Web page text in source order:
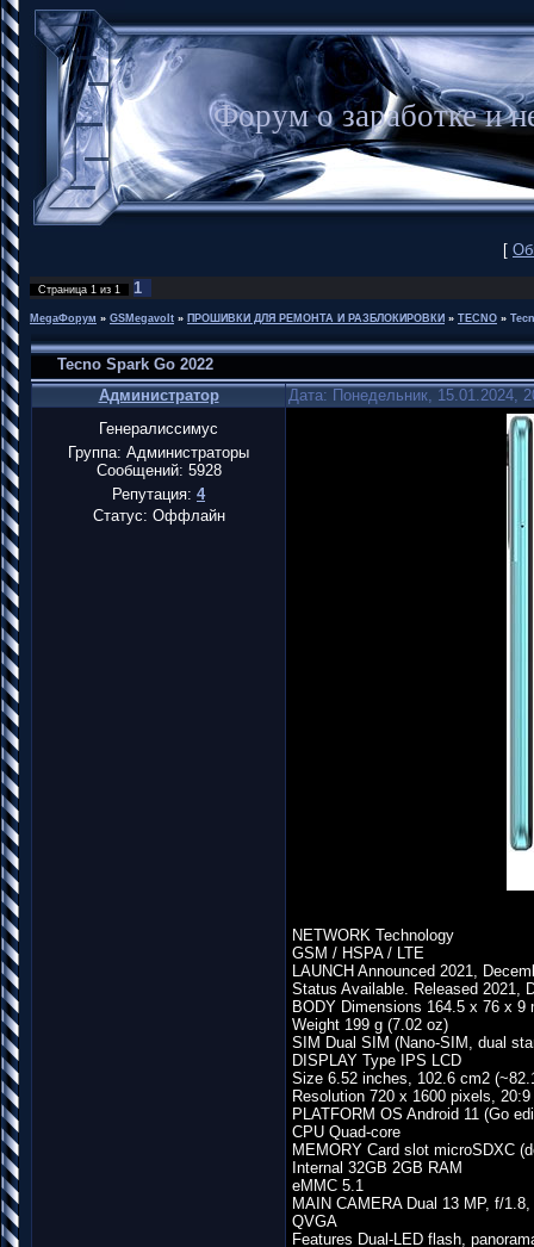
Форум о заработке
[
Страница 1 из 1 1
MegaФорум » GSMegavolt » ПРОШИВКИ ДЛЯ РЕМОНТА И РАЗБЛОКИРОВКИ » TECNO »
Tecno Spark Go 2022
Администратор
Дата: Понедельник, 15.01.2024,
Генералиссимус
Группа: Администраторы
Сообщений: 5928
Репутация: 4
Статус: Оффлайн
NETWORK Technology
GSM / HSPA / LTE
LAUNCH Announced 2021,
Status Available. Released 2021,
BODY Dimensions 164.5 x 76 x
Weight 199 g (7.02 oz)
SIM Dual SIM (Nano-SIM, dual
DISPLAY Type IPS LCD
Size 6.52 inches, 102.6 cm2
Resolution 720 x 1600 pixels,
PLATFORM OS Android 11 (Go
CPU Quad-core
MEMORY Card slot microSDXC
Internal 32GB 2GB RAM
eMMC 5.1
MAIN CAMERA Dual 13 MP, f/
QVGA
Features Dual-LED flash,